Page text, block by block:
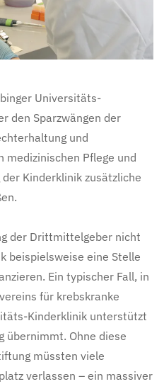
Universitäts-
den Sparzwängen der
und
medizinischen Pflege und
Kinderklinik zusätzliche
der Drittmittelgeber nicht
beispielsweise eine Stelle
Ein typischer Fall, in
für krebskranke
Kinderklinik unterstützt
übernimmt. Ohne diese
müssten viele
verlassen – ein massiver